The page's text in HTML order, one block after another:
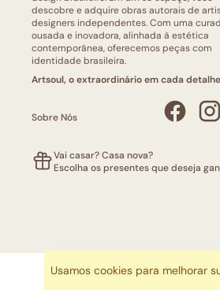
descobre e adquire obras autorais de
designers independentes. Com uma
ousada e inovadora, alinhada à estética
contemporânea, oferecemos peças com
identidade brasileira.
Artsoul, o extraordinário em cada
Sobre Nós
Vai casar? Casa nova?
Escolha os presentes que deseja
Usamos cookies para melhorar